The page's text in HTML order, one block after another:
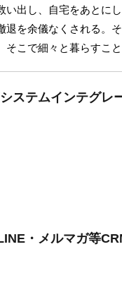
出し、自宅をあとに
を余儀なくされる。
こで細々と暮らすこと
ステムインテグレ
・メルマガ等